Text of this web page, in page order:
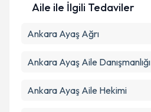
Aile ile İlgili Tedaviler
Ankara Ayaş Ağrı
Ankara Ayaş Aile Danışmanlığı
Ankara Ayaş Aile Hekimi